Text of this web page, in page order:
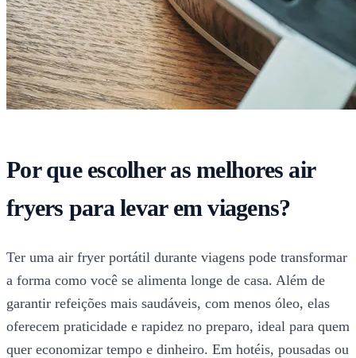
Por que escolher as melhores air
fryers para levar em viagens?
Ter uma air fryer portátil durante viagens pode transformar
a forma como você se alimenta longe de casa. Além de
garantir refeições mais saudáveis, com menos óleo, elas
oferecem praticidade e rapidez no preparo, ideal para quem
quer economizar tempo e dinheiro. Em hotéis, pousadas ou